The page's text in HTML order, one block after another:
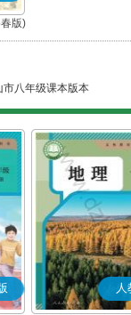
版)
市八年级课本版本
人